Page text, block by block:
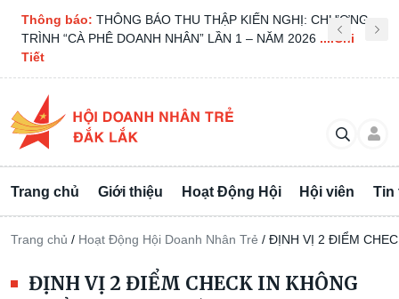
Thông báo: Thư mời tham dự Đại hội Đại biểu Hội Doanh
nghiệp trẻ Hà Nội lần thứ IX, nhiệm kỳ 2026 – 2031....Chi Tiết
Trang chủ Giới thiệu Hoạt Động Hội Hội viên Tin
Trang chủ / Hoạt Động Hội Doanh Nhân Trẻ / ĐỊNH VỊ 2 ĐIỂM
ĐỊNH VỊ 2 ĐIỂM CHECK IN KHÔNG